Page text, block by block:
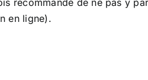
recommandé de ne pas y
en ligne).